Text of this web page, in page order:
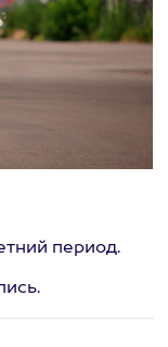
период.